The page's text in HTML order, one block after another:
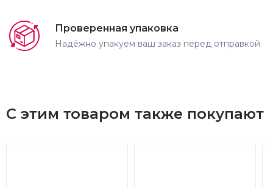
Проверенная упаковка
Надёжно упакуем ваш заказ перед отправкой
С этим товаром также покупают